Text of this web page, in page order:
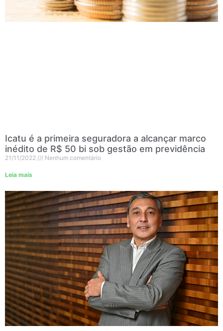
Icatu é a primeira seguradora a alcançar marco
inédito de R$ 50 bi sob gestão em previdência
21/11/2022 Nenhum comentário
Leia mais